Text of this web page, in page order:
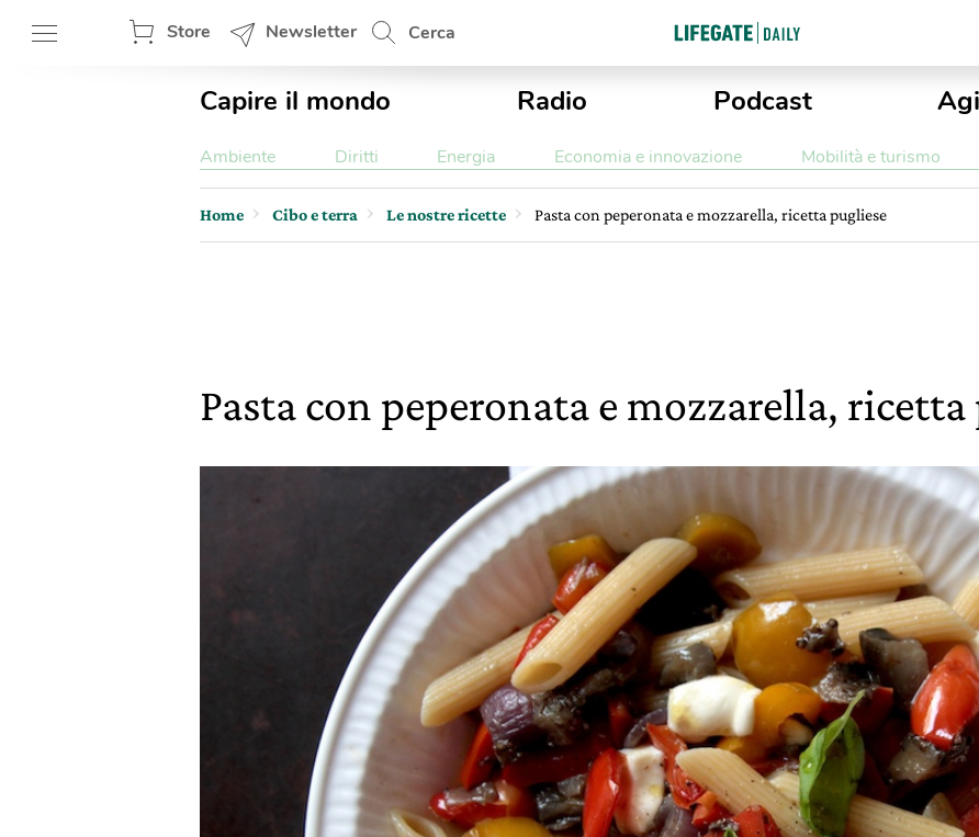
Store Newsletter Cerca
Capire il mondo Radio Podcast
Ambiente Diritti Energia Economia e innovazione Mobilità e turismo
Home Cibo e terra Le nostre ricette Pasta con peperonata e mozzarella, ricetta pugliese
Pasta con peperonata e mozzarella, ricetta